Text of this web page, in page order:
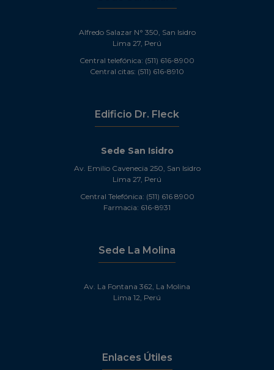
Alfredo Salazar N° 350, San Isidro
Lima 27, Perú
Central telefónica: (511) 616-8900
Central citas: (511) 616-8910
Edificio Dr. Fleck
Sede San Isidro
Av. Emilio Cavenecia 250, San Isidro
Lima 27, Perú
Central Telefónica: (511) 616 8900
Farmacia: 616-8931
Sede La Molina
Av. La Fontana 362, La Molina
Lima 12, Perú
Enlaces Útiles